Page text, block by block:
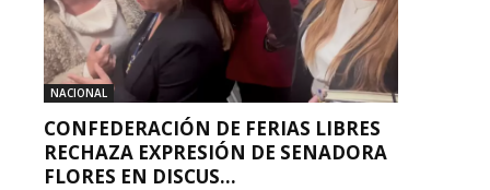
NACIONAL
CONFEDERACIÓN DE FERIAS LIBRES
RECHAZA EXPRESIÓN DE SENADORA
FLORES EN DISCUS...